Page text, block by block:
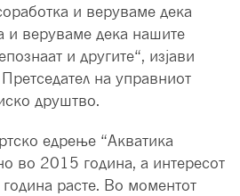
и веруваме дека
и веруваме дека нашите
и другите“, изјави
на управниот
друштво.
едрење “Акватика
во 2015 година, а интересот
година расте. Во моментот